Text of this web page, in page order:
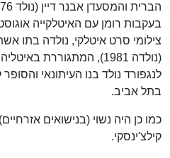
בעקבות רומן עם האיטלקייה
צילומי סרט איטלקי, נולדה בתו אשת
(נולדה 1981), המתגוררת
בתל אביב.
כמו כן היה נשוי (בנישואים
קילצ'ינסקי.